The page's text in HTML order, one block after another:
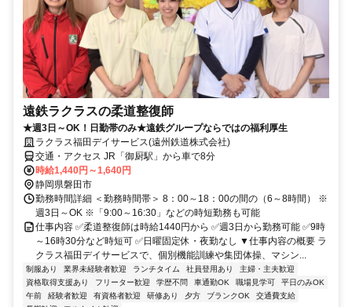
遠鉄ラクラスの柔道整復師
★週3日～OK！日勤帯のみ★遠鉄グループならではの福利厚生
ラクラス福田デイサービス(遠州鉄道株式会社)
交通・アクセス JR「御厨駅」から車で8分
時給1,440円～1,640円
静岡県磐田市
勤務時間詳細 ＜勤務時間帯＞ 8：00～18：00の間の（6～8時間） ※
週3日～OK ※「9:00～16:30」などの時短勤務も可能
仕事内容 ✅柔道整復師は時給1440円から ✅週3日から勤務可能 ✅9時
～16時30分など時短可 ✅日曜固定休・夜勤なし ▼仕事内容の概要 ラ
クラス福田デイサービスで、個別機能訓練や集団体操、マシン...
制服あり 業界未経験者歓迎 ランチタイム 社員登用あり
主婦・主夫歓迎
資格取得支援あり
フリーター歓迎 学歴不問 車通勤OK 職場見学可
平日のみOK
午前
経験者歓迎 有資格者歓迎 研修あり 夕方 ブランクOK
交通費支給